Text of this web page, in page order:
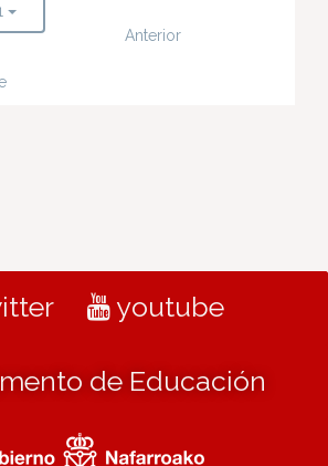
Anterior
youtube
de Educación